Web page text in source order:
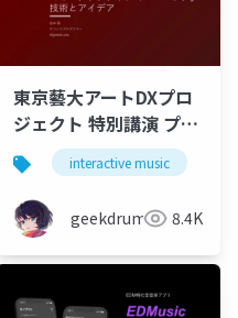
game music
東京藝大アートDXプロ
ジェクト 特別講演 プレ
イヤーが音楽を完成さ
せる「インタラクティ
ブミュージック」の技
術とアイデア
interactive music
geekdrums 8.4K